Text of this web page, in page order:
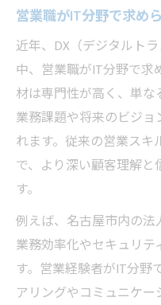
営業職がIT分野で求め
近年、DX（デジタルト
中、営業職がIT分野で求
材は専門性が高く、単
業務課題や将来のビジ
れます。従来の営業スキ
で、より深い顧客理解
す。
例えば、名古屋市内の
業務効率化やセキュリ
す。営業経験者がIT分野
アリングやコミュニケー